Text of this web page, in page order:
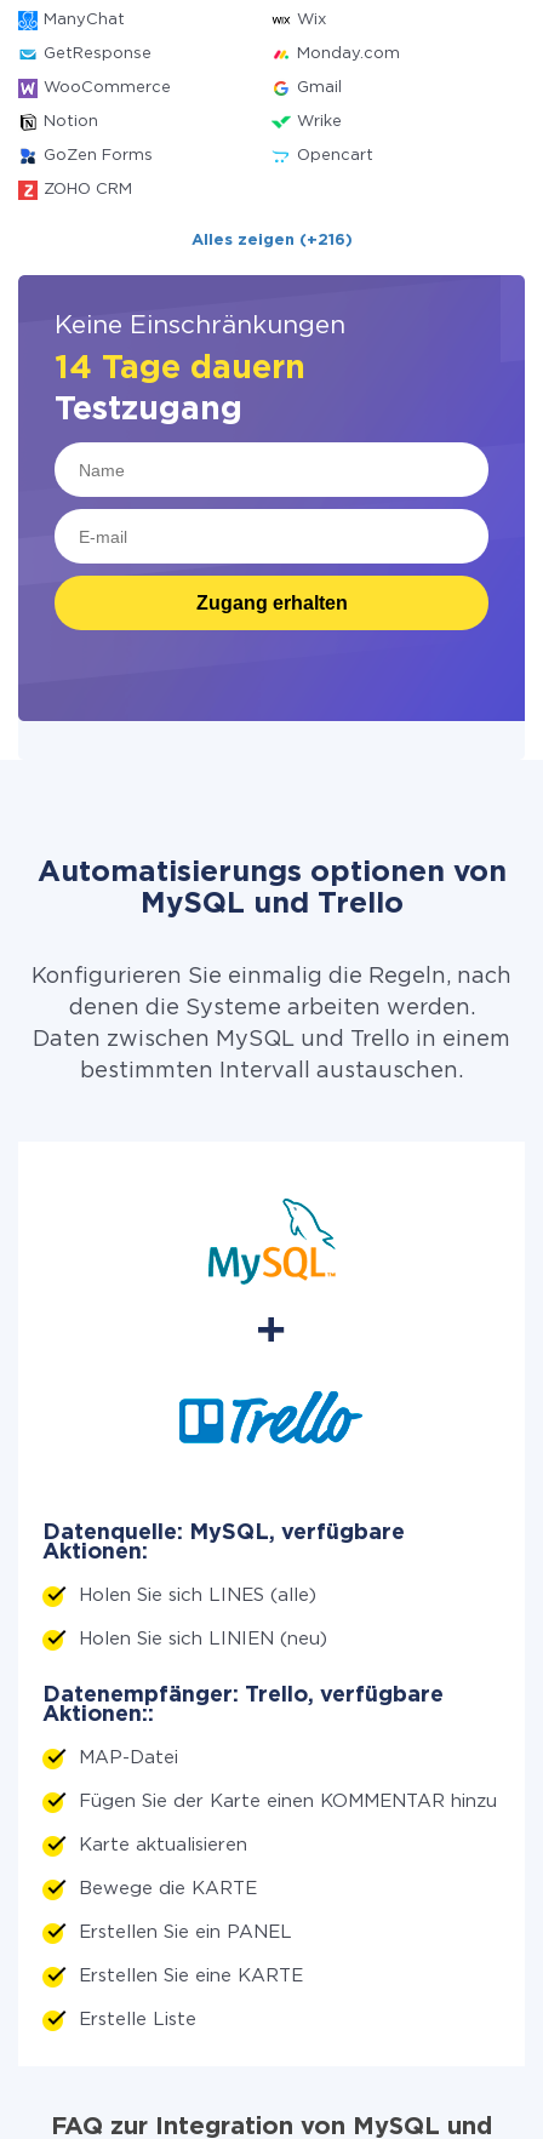
ManyChat Wix
GetResponse Monday.com
WooCommerce Gmail
Notion Wrike
GoZen Forms Opencart
ZOHO CRM
Alles zeigen (+216)
Keine Einschränkungen
14 Tage dauern
Testzugang
Zugang erhalten
Automatisierungs optionen von
MySQL und Trello
Konfigurieren Sie einmalig die Regeln, nach
denen die Systeme arbeiten werden.
Daten zwischen MySQL und Trello in einem
bestimmten Intervall austauschen.
Datenquelle: MySQL, verfügbare
Aktionen:
Holen Sie sich LINES (alle)
Holen Sie sich LINIEN (neu)
Datenempfänger: Trello, verfügbare
Aktionen::
MAP-Datei
Fügen Sie der Karte einen KOMMENTAR hinzu
Karte aktualisieren
Bewege die KARTE
Erstellen Sie ein PANEL
Erstellen Sie eine KARTE
Erstelle Liste
FAQ zur Integration von MySQL und